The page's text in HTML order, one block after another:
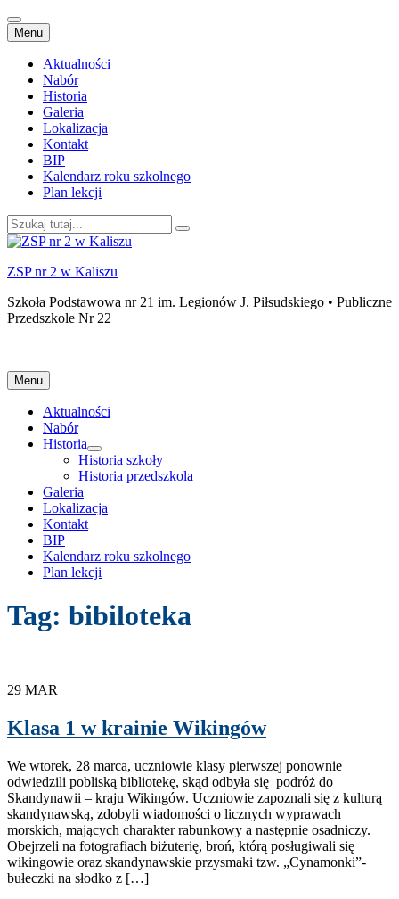
Menu Przejdź
do
treści
Aktualności
Nabór
Historia
Galeria
Lokalizacja
Kontakt
BIP
Kalendarz roku szkolnego
Plan lekcji
Szukaj:
ZSP nr 2 w Kaliszu
Szkoła Podstawowa nr 21 im. Legionów J. Piłsudskiego • Publiczne
Przedszkole Nr 22
Menu Przejdź
do
treści
Aktualności
Nabór
Historia
rozwiń
menu
potomne
Historia szkoły
Historia przedszkola
Galeria
Lokalizacja
Kontakt
BIP
Kalendarz roku szkolnego
Plan lekcji
Tag: bibiloteka
29 MAR
Klasa 1 w krainie Wikingów
We wtorek, 28 marca, uczniowie klasy pierwszej ponownie
odwiedzili pobliską bibliotekę, skąd odbyła się podróż do
Skandynawii – kraju Wikingów. Uczniowie zapoznali się z kulturą
skandynawską, zdobyli wiadomości o licznych wyprawach
morskich, mających charakter rabunkowy a następnie osadniczy.
Obejrzeli na fotografiach biżuterię, broń, którą posługiwali się
wikingowie oraz skandynawskie przysmaki tzw. „Cynamonki”-
bułeczki na słodko z […]